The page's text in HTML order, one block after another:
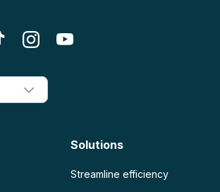
Solutions
Streamline efficiency